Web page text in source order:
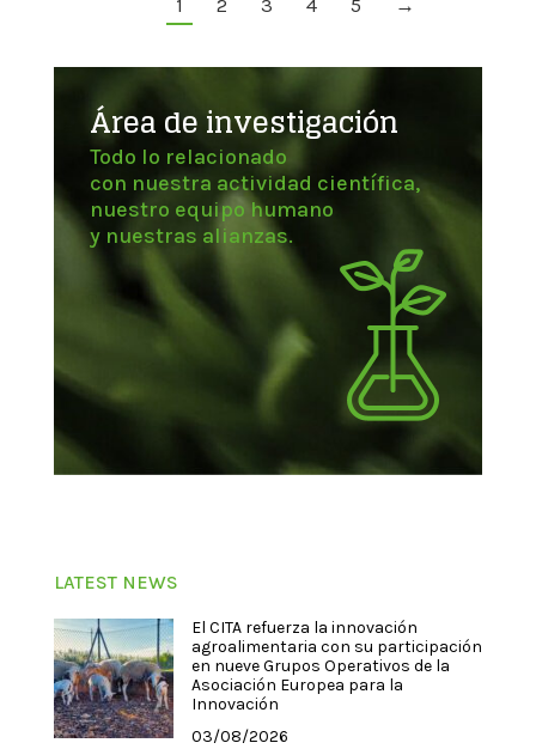
1 2 3 4 5 →
Área de investigación
Todo lo relacionado
con nuestra actividad científica,
nuestro equipo humano
y nuestras alianzas.
LATEST NEWS
El CITA refuerza la innovación
agroalimentaria con su participación
en nueve Grupos Operativos de la
Asociación Europea para la
Innovación
03/08/2026